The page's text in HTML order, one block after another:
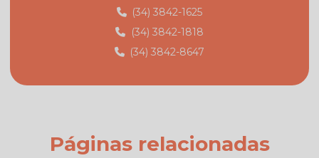
Fábrica de telhas em monte carmelo
Fábrica de telhas em monte carmelo mg
Fabricante de telhas cerâmicas
Fornecedor de telhas colonial
(34) 3842-1625
(34) 3842-1818
(34) 3842-8647
Páginas relacionadas